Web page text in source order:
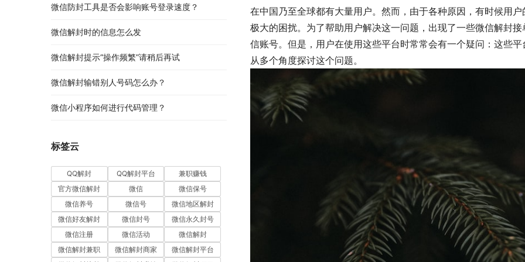
在中国乃至全球都有大量用户。然而，由于各种原因，有时候用
极大的困扰。为了帮助用户解决这一问题，出现了一些微信解封
信账号。但是，用户在使用这些平台时常常会有一个疑问：这些
从多个角度探讨这个问题。
微信防封工具是否会影响账号登录速度？
微信解封时的信息怎么发
微信解封提示“操作频繁”请稍后再试
微信解封输错别人号码怎么办？
微信小程序如何进行代码管理？
标签云
QQ解封 QQ解封平台
兼职赚钱
官方微信解封
微信
微信保号
微信养号
微信号
微信地区解封
微信好友解封
微信封号
微信永久封号
微信注册
微信活动
微信解封
微信解封兼职
微信解封商家
微信解封平台